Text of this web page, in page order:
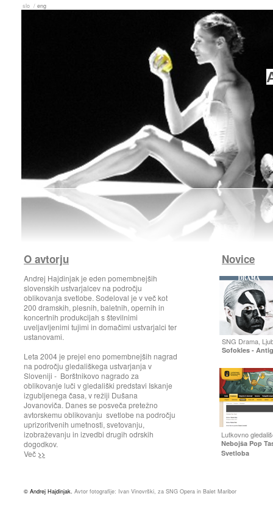
Lutkovno
Nebojša Pop
Svetloba
SNG Drama,
Sofokles -
Andrej Hajdinjak je eden pomembnejših
slovenskih ustvarjalcev na področju
oblikovanja svetlobe. Sodeloval je v več kot
200 dramskih, plesnih, baletnih, opernih in
koncertnih produkcijah s številnimi
uveljavljenimi tujimi in domačimi ustvarjalci ter
ustanovami.
Leta 2004 je prejel eno pomembnejših nagrad
na področju gledališkega ustvarjanja v
Sloveniji - Borštnikovo nagrado za
oblikovanje luči v gledališki predstavi Iskanje
izgubljenega časa, v režiji Dušana
Jovanoviča. Danes se posveča pretežno
avtorskemu oblikovanju svetlobe na področju
uprizoritvenih umetnosti, svetovanju,
izobraževanju in izvedbi drugih odrskih
dogodkov.
Več >>
slo / eng
Novice
O avtorju
© Andrej Hajdinjak. Avtor fotografije: Ivan Vinovrški, za SNG Opera in Balet Maribor